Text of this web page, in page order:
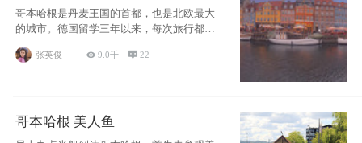
哥本哈根是丹麦王国的首都，也是北欧最大
的城市。德国留学三年以来，每次旅行都是
张英俊___ 9.0千 22
哥本哈根 美人鱼